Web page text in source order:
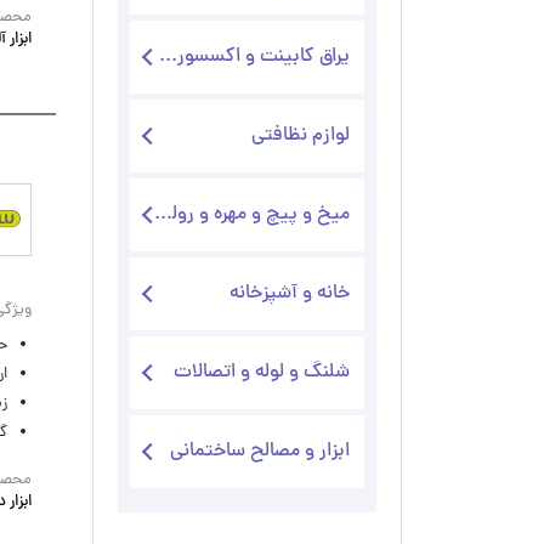
یراق کابینت و اکسسوری کابینت
لوازم نظافتی
میخ و پیچ و مهره و رولپلاک و ....
خانه و آشپزخانه
شلنگ و لوله و اتصالات
ابزار و مصالح ساختمانی